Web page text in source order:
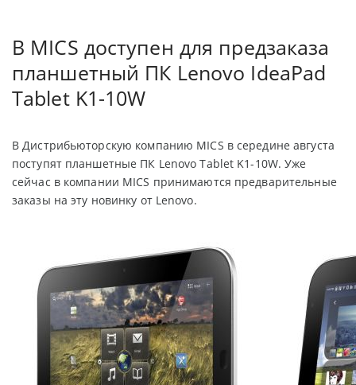
В MICS доступен для предзаказа
планшетный ПК Lenovo IdeaPad
Tablet K1-10W
В Дистрибьюторскую компанию MICS в середине августа
поступят планшетные ПК Lenovo Tablet K1-10W. Уже
сейчас в компании MICS принимаются предварительные
заказы на эту новинку от Lenovo.